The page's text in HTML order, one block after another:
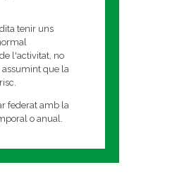
tenir uns
l'activitat, no
que la
federat amb la
o anual.